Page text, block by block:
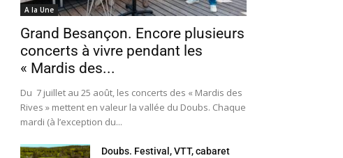
A la Une
Grand Besançon. Encore plusieurs
concerts à vivre pendant les
« Mardis des...
Du 7 juillet au 25 août, les concerts des « Mardis des
Rives » mettent en valeur la vallée du Doubs. Chaque
mardi (à l’exception du...
Doubs. Festival, VTT, cabaret